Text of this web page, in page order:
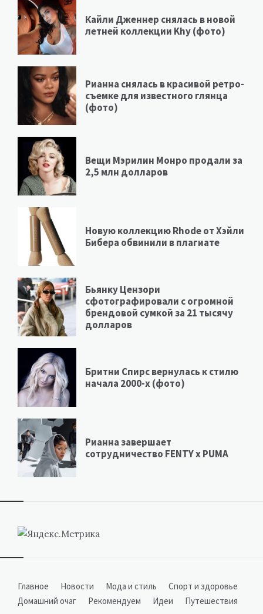
Кайли Дженнер снялась в новой
летней коллекции Khy (фото)
Рианна снялась в красивой ретро-
съемке для известного глянца
(фото)
Вещи Мэрилин Монро продали за
2,5 млн долларов
Новую коллекцию Rhode от Хэйли
Бибера обвинили в плагиате
Бьянку Цензори
сфотографировали с огромной
брендовой сумкой за 21 тысячу
долларов
Бритни Спирс вернулась к стилю
начала 2000-х (фото)
Рианна завершает
сотрудничество FENTY х PUMA
Виджеты
Главное Новости Мода и стиль
Спорт и здоровье
Домашний очаг
Рекомендуем Идеи Путешествия